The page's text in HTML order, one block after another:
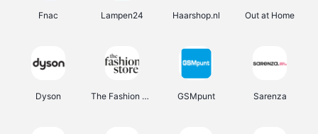
Fnac Lampen24 Haarshop.nl Out at Home
Dyson The Fashion Store GSMpunt Sarenza